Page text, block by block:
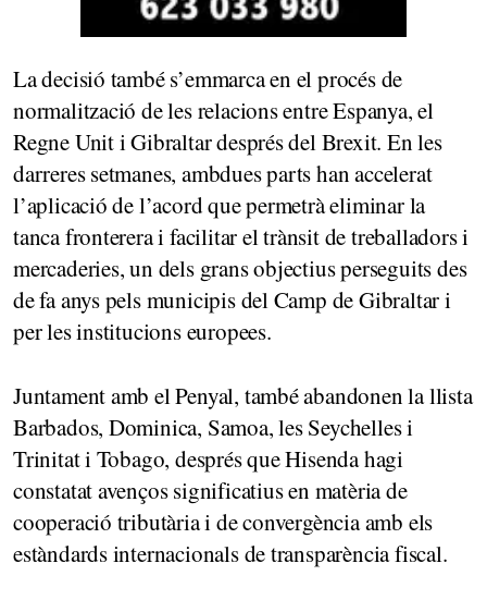
La decisió també s’emmarca en el procés de
normalització de les relacions entre Espanya, el
Regne Unit i Gibraltar després del Brexit. En les
darreres setmanes, ambdues parts han accelerat
l’aplicació de l’acord que permetrà eliminar la
tanca fronterera i facilitar el trànsit de treballadors i
mercaderies, un dels grans objectius perseguits des
de fa anys pels municipis del Camp de Gibraltar i
per les institucions europees.
Juntament amb el Penyal, també abandonen la llista
Barbados, Dominica, Samoa, les Seychelles i
Trinitat i Tobago, després que Hisenda hagi
constatat avenços significatius en matèria de
cooperació tributària i de convergència amb els
estàndards internacionals de transparència fiscal.